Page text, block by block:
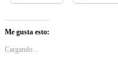
Me gusta esto:
Cargando...